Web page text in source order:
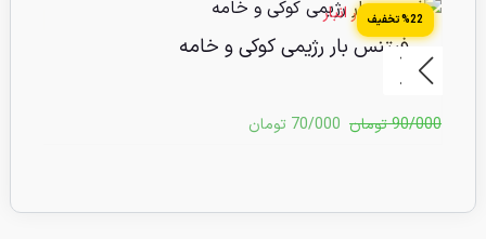
%22 تخفیف
4 عدد در انبار
فیتنس بار رژیمی کوکی و خامه
90/000تومان 70/000 تومان